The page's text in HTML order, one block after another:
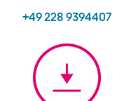
+49 228 9394407